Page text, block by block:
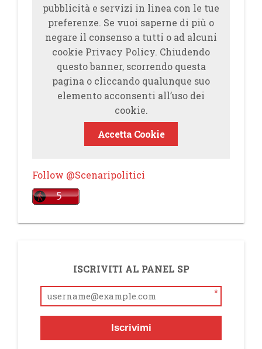
pubblicità e servizi in linea con le tue
preferenze. Se vuoi saperne di più o
negare il consenso a tutti o ad alcuni
cookie Privacy Policy. Chiudendo
questo banner, scorrendo questa
pagina o cliccando qualunque suo
elemento acconsenti all’uso dei
cookie.
Accetta Cookie
Follow @Scenaripolitici
ISCRIVITI AL PANEL SP
*
Iscrivimi